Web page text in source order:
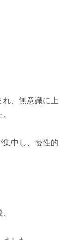
れ、無意識に上
集中し、慢性的